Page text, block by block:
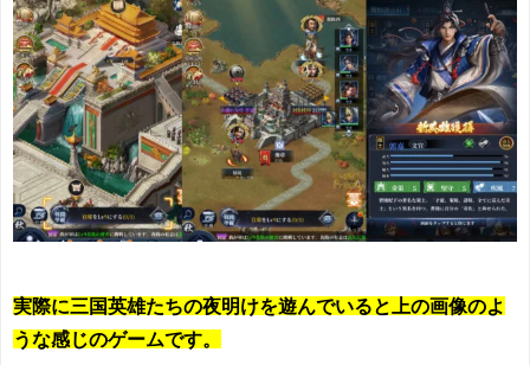
実際に三国英雄たちの夜明けを遊んでいると上の画像のよ
うな感じのゲームです。